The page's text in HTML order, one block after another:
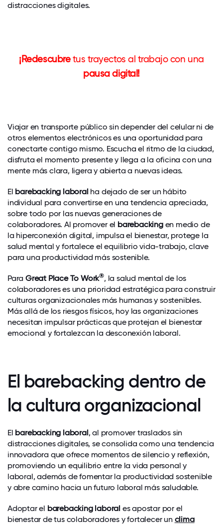
distracciones digitales.
¡Redescubretus trayectos al trabajo con una
pausa digital!
Viajar en transporte público sin depender del celular ni de
otros elementos electrónicos es una oportunidad para
conectarte contigo mismo. Escucha el ritmo de la ciudad,
disfruta el momento presente y llega a la oficina con una
mente más clara, ligera y abierta a nuevas ideas.
El barebacking laboral ha dejado de ser un hábito
individual para convertirse en una tendencia apreciada,
sobre todo por las nuevas generaciones de
colaboradores. Al promover el barebackingen medio de
la hiperconexión digital, impulsa el bienestar, protege la
salud mental y fortalece el equilibrio vida-trabajo, clave
para una productividad más sostenible.
Para Great Place To Work®, la salud mental de los
colaboradores es una prioridad estratégica para construir
culturas organizacionales más humanas y sostenibles.
Más allá de los riesgos físicos, hoy las organizaciones
necesitan impulsar prácticas que protejan el bienestar
emocional y fortalezcan la desconexión laboral.
El barebacking dentro de
la cultura organizacional
El barebacking laboral, al promover traslados sin
distracciones digitales, se consolida como una tendencia
innovadora que ofrece momentos de silencio y reflexión,
promoviendo un equilibrio entre la vida personal y
laboral, además de fomentar la productividad sostenible
y abre camino hacia un futuro laboral más saludable.
Adoptar el barebacking laboral es apostar por el
bienestar de tus colaboradores y fortalecer un clima